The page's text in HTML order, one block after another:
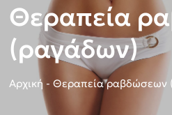
Θεραπεία
(ραγάδων)
Αρχική -Θεραπεία ραβδώσεων